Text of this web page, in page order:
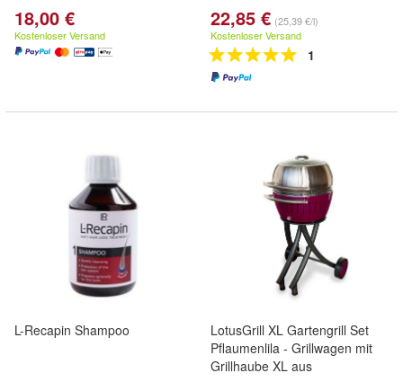
18,00 €
Kostenloser Versand
22,85 € (25,39 €/l)
Kostenloser Versand
1
L-Recapin Shampoo
LotusGrill XL Gartengrill Set
Pflaumenlila - Grillwagen mit
Grillhaube XL aus